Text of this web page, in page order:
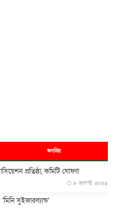
জনপ্রিয়
প্রতিষ্ঠা, কমিটি ঘোষণা
৮ আগস্ট, ২০২৬
সুইজারল্যান্ড’